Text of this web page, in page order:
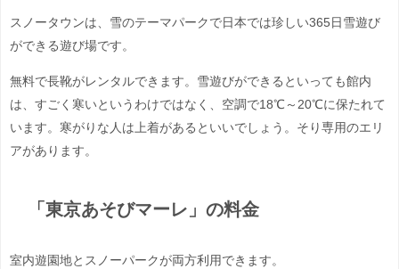
スノータウンは、雪のテーマパークで日本では珍しい365日雪遊び
ができる遊び場です。
無料で長靴がレンタルできます。雪遊びができるといっても館内
は、すごく寒いというわけではなく、空調で18℃～20℃に保たれて
います。寒がりな人は上着があるといいでしょう。そり専用のエリ
アがあります。
「東京あそびマーレ」の料金
室内遊園地とスノーパークが両方利用できます。